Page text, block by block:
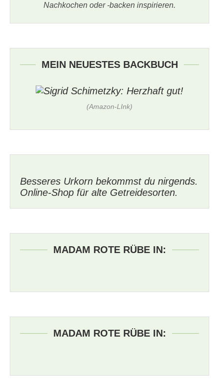
Nachkochen oder -backen inspirieren.
MEIN NEUESTES BACKBUCH
(Amazon-LInk)
Besseres Urkorn bekommst du nirgends.
Online-Shop für alte Getreidesorten.
MADAM ROTE RÜBE IN:
MADAM ROTE RÜBE IN: